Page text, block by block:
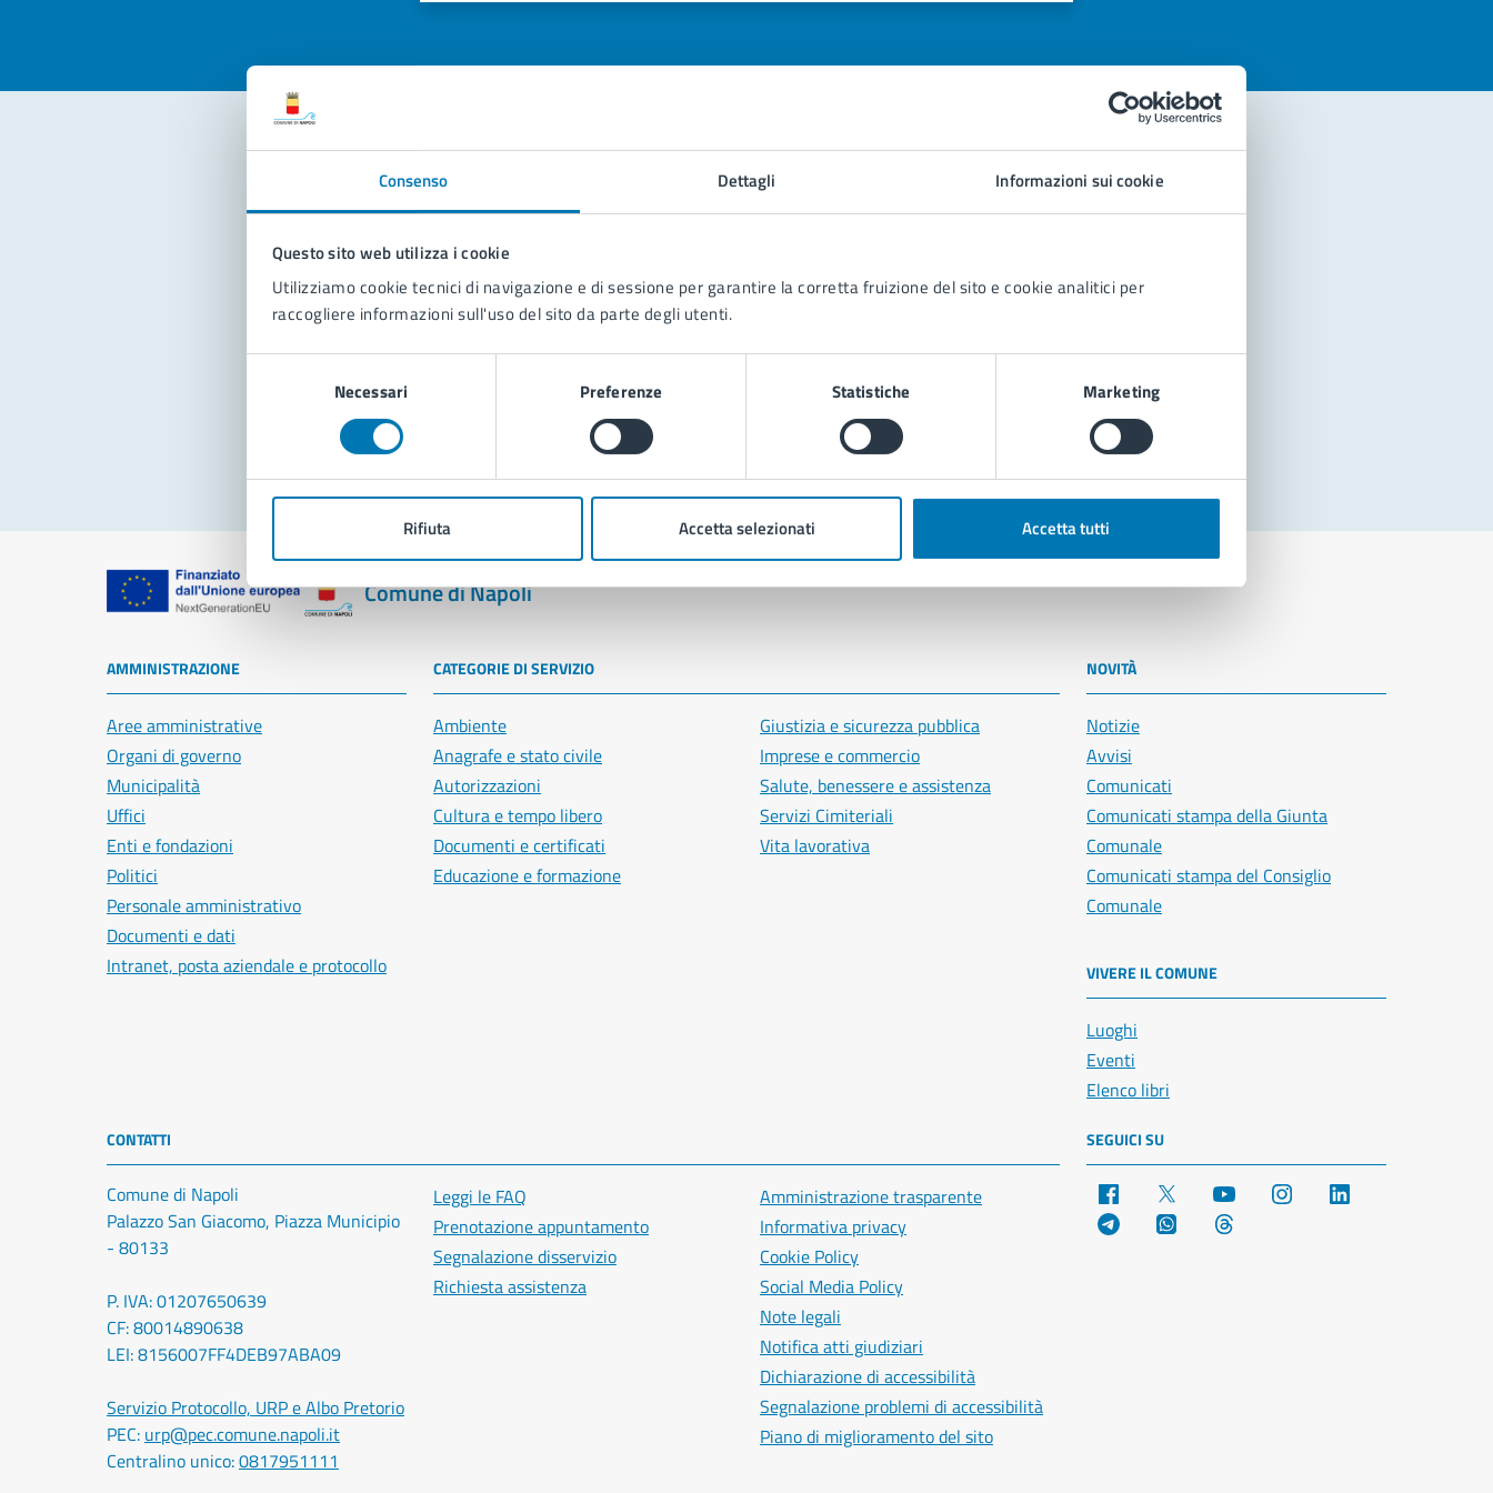
Consenso Dettagli Informazioni sui cookie
Questo sito web utilizza i cookie
Utilizziamo cookie tecnici di navigazione e di sessione per garantire la corretta fruizione del sito e cookie analitici per
raccogliere informazioni sull'uso del sito da parte degli utenti.
Necessari Preferenze Statistiche Marketing
Rifiuta Accetta selezionati Accetta tutti
Richiedi assistenza
Prenota appuntamento
Problemi in città
Segnala disservizio
Comune di Napoli
AMMINISTRAZIONE
Aree amministrative
Organi di governo
Municipalità
Uffici
Enti e fondazioni
Politici
Personale amministrativo
Documenti e dati
Intranet, posta aziendale e protocollo
CATEGORIE DI SERVIZIO
Ambiente
Anagrafe e stato civile
Autorizzazioni
Cultura e tempo libero
Documenti e certificati
Educazione e formazione
Giustizia e sicurezza pubblica
Imprese e commercio
Salute, benessere e assistenza
Servizi Cimiteriali
Vita lavorativa
NOVITÀ
Notizie
Avvisi
Comunicati
Comunicati stampa della Giunta
Comunale
Comunicati stampa del Consiglio
Comunale
VIVERE IL COMUNE
Luoghi
Eventi
Elenco libri
CONTATTI
Comune di Napoli
Palazzo San Giacomo, Piazza Municipio
- 80133
P. IVA: 01207650639
CF: 80014890638
LEI: 8156007FF4DEB97ABA09
Servizio Protocollo, URP e Albo Pretorio
PEC: urp@pec.comune.napoli.it
Centralino unico:0817951111
Leggi le FAQ
Prenotazione appuntamento
Segnalazione disservizio
Richiesta assistenza
Amministrazione trasparente
Informativa privacy
Cookie Policy
Social Media Policy
Note legali
Notifica atti giudiziari
Dichiarazione di accessibilità
Segnalazione problemi di accessibilità
Piano di miglioramento del sito
SEGUICI SU
Facebook YouTube Instagram
Telegram WhatsApp